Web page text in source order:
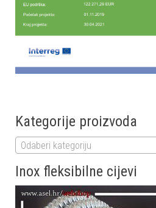
Kategorije proizvoda
Odaberi kategoriju
Inox fleksibilne cijevi